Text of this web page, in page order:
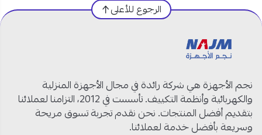
الرجوع للأعلى
نجم الأجهزة هي شركة رائدة في مجال الأجهزة المنزلية
والكهربائية وأنظمة التكييف. تأسست في 2012، التزامنا لعملائنا
بتقديم أفضل المنتجات. نحن نقدم تجربة تسوق مريحة
وسريعة بأفضل خدمة لعملائنا.